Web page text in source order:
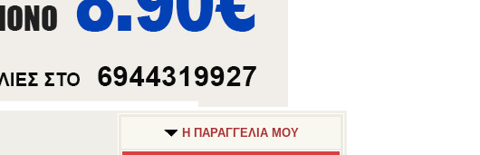
Η ΠΑΡΑΓΓΕΛΙΑ ΜΟΥ